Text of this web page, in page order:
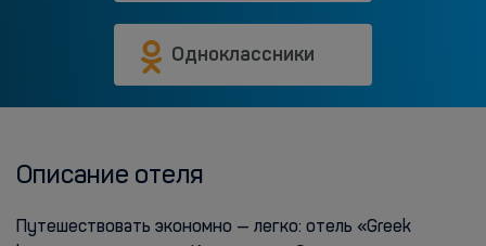
Одноклассники
Описание отеля
Путешествовать экономно — легко: отель «Greek